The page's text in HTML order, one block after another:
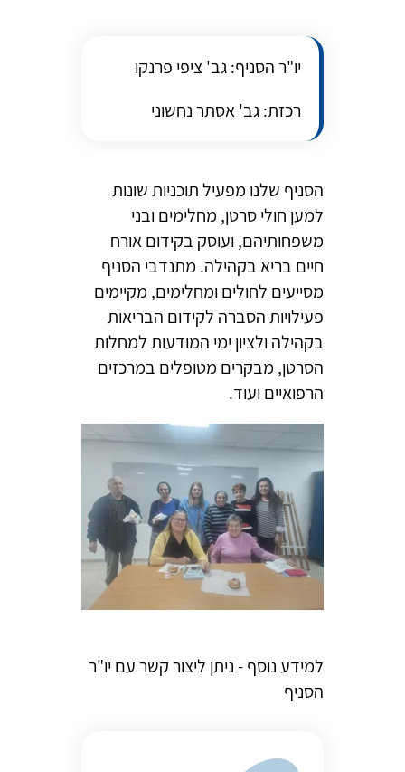
יו"ר הסניף: גב' ציפי פרנקו
רכזת: גב' אסתר נחשוני
הסניף שלנו מפעיל תוכניות שונות
למען חולי סרטן, מחלימים ובני
משפחותיהם, ועוסק בקידום אורח
חיים בריא בקהילה. מתנדבי הסניף
מסייעים לחולים ומחלימים, מקיימים
פעילויות הסברה לקידום הבריאות
בקהילה ולציון ימי המודעות למחלות
הסרטן, מבקרים מטופלים במרכזים
הרפואיים ועוד.
למידע נוסף - ניתן ליצור קשר עם יו"ר
הסניף